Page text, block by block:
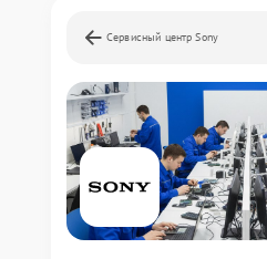
Сервисный центр Sony